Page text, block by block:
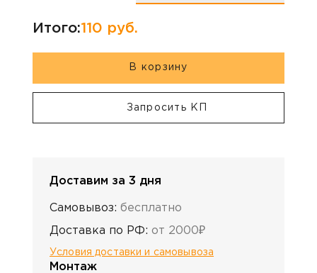
Итого:110 руб.
В корзину
Запросить КП
Доставим за 3 дня
Самовывоз: бесплатно
Доставка по РФ: от 2000₽
Условия доставки и самовывоза
Монтаж